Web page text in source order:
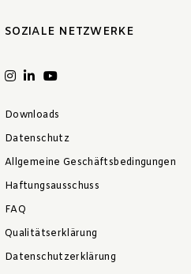
SOZIALE NETZWERKE
Downloads
Datenschutz
Allgemeine Geschäftsbedingungen
Haftungsausschuss
FAQ
Qualitätserklärung
Datenschutzerklärung